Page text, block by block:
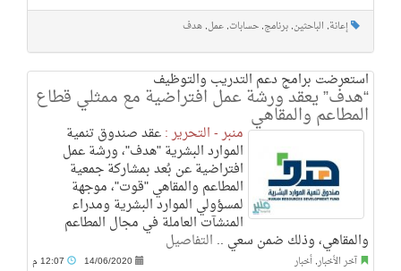
إعانة, الباحثين, برنامج, حسابات, عمل, هدف
استعرضت برامج دعم التدريب والتوظيف
“هدف” يعقد ورشة عمل افتراضية مع ممثلي قطاع
المطاعم والمقاهي
منبر - التحرير :عقد صندوق تنمية
الموارد البشرية "هدف"، ورشة عمل
افتراضية عن بُعد بمشاركة جمعية
المطاعم والمقاهي "قوت"، موجهة
لمسؤولي الموارد البشرية ومدراء
المنشآت العاملة في مجال المطاعم
والمقاهي، وذلك ضمن سعي .. التفاصيل
آخر الأخبار, أخبار 14/06/2020